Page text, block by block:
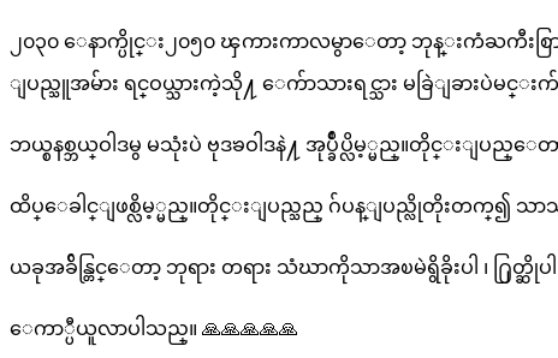
၂၀၃၀ ေနာက္ပိုင္း၂၀၅၀ ၾကားကာလမွာေတာ့ ဘုန္းကံႀကီးစ
ျပည္သူအမ်ား ရင္ဝယ္သားကဲ့သို႔ ေက်ာသားရင္သား မခြဲျခားပဲမင္းက်
ဘယ္စနစ္ဘယ္ဝါဒမွ မသုံးပဲ ဗုဒၶဝါဒနဲ႔ အုပ္ခ်ဳပ္လိမ့္မည္။တိုင္းျပည္
ထိပ္ေခါင္ျဖစ္လိမ့္မည္။တိုင္းျပည္သည္ ဂ်ပန္ျပည္လိုတိုးတက္၍ သ
ယခုအခ်ိန္တြင္ေတာ့ ဘုရား တရား သံဃာကိုသာအၿမဲရွိခိုးပါ ၊ ႐ြတ္ဆိုပ
ေကာ္ပီယူလာပါသည္။ 🙏🙏🙏🙏🙏